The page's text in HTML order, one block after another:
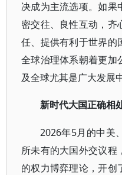
决成为主流选项。如果
密交往、良性互动，齐
任、提供有利于世界的
全球治理体系朝着更加
及全球尤其是广大发展
新时代大国正确相
2026年5月的中美
所未有的大国外交议程
的权力博弈理论，开创